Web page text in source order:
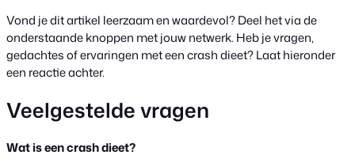
Vond je dit artikel leerzaam en waardevol? Deel het via de
onderstaande knoppen met jouw netwerk. Heb je vragen,
gedachtes of ervaringen met een crash dieet? Laat hieronder
een reactie achter.
Veelgestelde vragen
Wat is een crash dieet?